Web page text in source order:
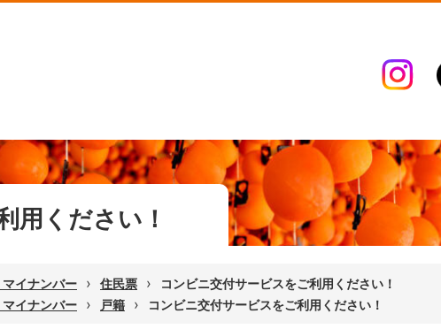
用ください！
イナンバー › 住民票 ›
コンビニ交付サービスをご利用ください！
イナンバー › 戸籍 › コンビニ交付サービスをご利用ください！